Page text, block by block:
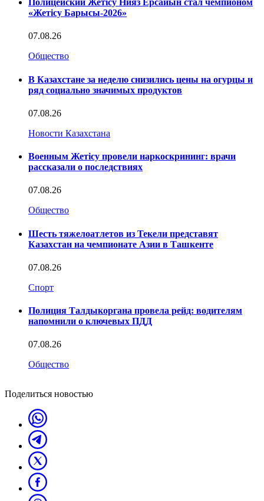
Полицейский Жетісу Нияз Ерсайын стал чемпионом
«Жетісу Барысы-2026»
07.08.26
Общество
В Казахстане за неделю снизились цены на огурцы и
ряд социально значимых продуктов
07.08.26
Новости Казахстана
Военным Жетісу провели наркоскрининг: врачи
рассказали о последствиях
07.08.26
Общество
Шесть тяжелоатлетов из Текели представят
Казахстан на чемпионате Азии в Ташкенте
07.08.26
Спорт
Полиция Талдыкоргана провела рейд: водителям
напомнили о ключевых ПДД
07.08.26
Общество
Поделиться новостью